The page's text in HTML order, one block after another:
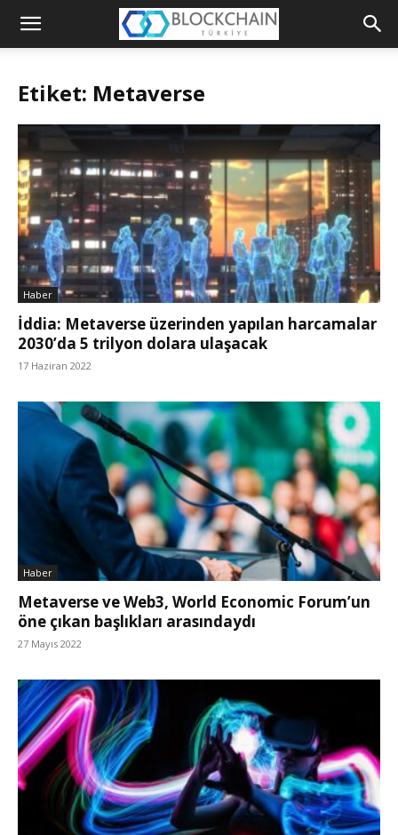
Blockchain
Etiket: Metaverse
Haber
İddia: Metaverse üzerinden yapılan harcamalar
2030’da 5 trilyon dolara ulaşacak
17 Haziran 2022
Haber
Metaverse ve Web3, World Economic Forum’un
öne çıkan başlıkları arasındaydı
27 Mayıs 2022